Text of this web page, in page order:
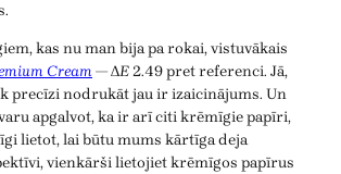
kas nu man bija pa rokai, vistuvākais
Cream— ΔE2.49 pret referenci. Jā,
precīzi nodrukāt jau ir izaicinājums. Un
apgalvot, ka ir arī citi krēmīgie papīri,
lietot, lai būtu mums kārtīga deja
vienkārši lietojiet krēmīgos papīrus